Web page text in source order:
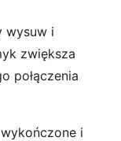
wysuw i
zwiększa
połączenia
i